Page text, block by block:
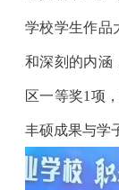
学校学生作品
和深刻的内涵
区一等奖1项
丰硕成果与学